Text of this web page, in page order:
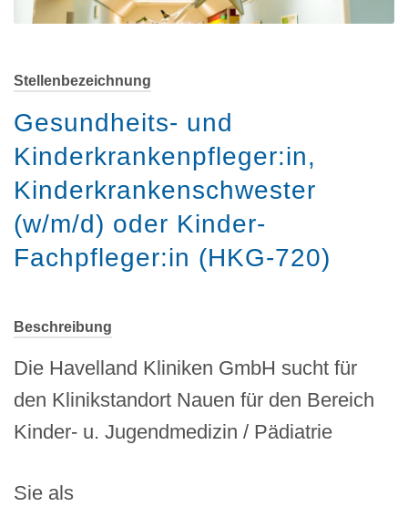
Stellenbezeichnung
Gesundheits- und
Kinderkrankenpfleger:in,
Kinderkrankenschwester
(w/m/d) oder Kinder-
Fachpfleger:in (HKG-720)
Beschreibung
Die Havelland Kliniken GmbH sucht für
den Klinikstandort Nauen für den Bereich
Kinder- u. Jugendmedizin / Pädiatrie
Sie als